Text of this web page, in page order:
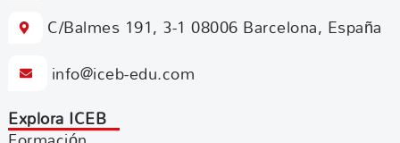
C/Balmes 191, 3-1 08006 Barcelona, España
info@iceb-edu.com
Explora ICEB